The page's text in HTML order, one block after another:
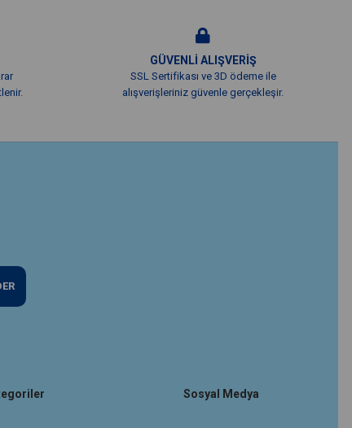
GÜVENLİ ALIŞVERİŞ
SSL Sertifikası ve 3D ödeme ile
alışverişleriniz güvenle gerçekleşir.
Sosyal Medya